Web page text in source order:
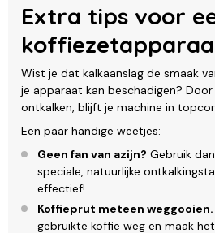
Extra tips voor
Wist je dat kalkaanslag de smaak
je apparaat kan beschadigen?
ontkalken, blijft je machine in
Een paar handige weetjes:
Geen fan van azijn? Gebruik
speciale, natuurlijke
effectief!
Koffieprut meteen weggooien.
gebruikte koffie weg en maak